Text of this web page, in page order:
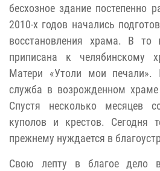
бесхозное здание постепенно
2010-х годов начались
восстановления храма. В то
приписана к челябинскому
Матери «Утоли мои печали».
служба в возрожденном
Спустя несколько месяцев
куполов и крестов. Сегодня
прежнему нуждается в
Свою лепту в благое дело